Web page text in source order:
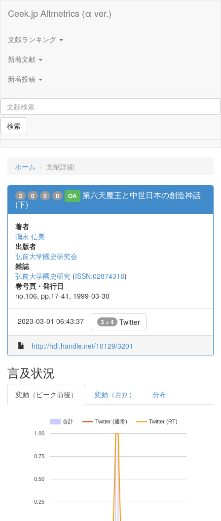
Ceek.jp Altmetrics (α ver.)
文献ランキング
新着文献
新着投稿
検索
ホーム 文献詳細
3 0 0 0 OA
第六天魔王と中世日本の創造神話
(下)
著者
彌永 信美
出版者
弘前大学國史研究会
雑誌
弘前大学國史研究 (ISSN:02874318)
巻号頁・発行日
no.106, pp.17-41, 1999-03-30
2023-03-01 06:43:37 3 + 4 Twitter
http://hdl.handle.net/10129/3201
言及状況
変動（ピーク前後） 変動（月別） 分布
合計 Twitter (通常) Twitter (RT)
0.25
0.50
0.75
1.00